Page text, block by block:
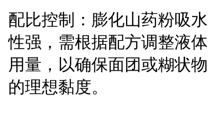
配比控制：膨化山药粉吸水
性强，需根据配方调整液体
用量，以确保面团或糊状物
的理想黏度。